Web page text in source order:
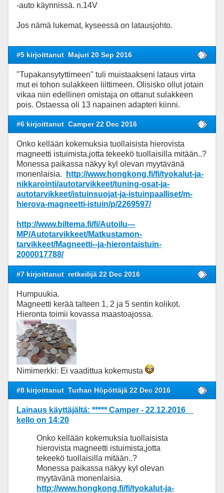
-auto käynnissä. n.14V
Jos nämä lukemat, kyseessä on latausjohto.
#5 kirjoittanut Majuri 20 Sep 2016
"Tupakansytyttimeen" tuli muistaakseni lataus virta
mut ei tohon sulakkeen liittimeen. Olisisko ollut jotain
vikaa niin edellinen omistaja on ottanut sulakkeen
pois. Ostaessa oli 13 napainen adapteri kiinni.
#6 kirjoittanut Camper 22 Dec 2016
Onko kellään kokemuksia tuollaisista hierovista
magneetti istuimista,jotta tekeekö tuollaisilla mitään..?
Monessa paikassa näkyy kyl olevan myytävänä
monenlaisia.
http://www.hongkong.fi/fi/tyokalut-ja-
nikkarointi/autotarvikkeet/tuning-osat-ja-
autotarvikkeet/istuinsuojat-ja-istuinpaalliset/m-
hierova-magneetti-istuin/p/2269597/
http://www.biltema.fi/fi/Autoilu---
MP/Autotarvikkeet/Matkustamon-
tarvikkeet/Magneetti--ja-hierontaistuin-
2000017788/
#7 kirjoittanut retkeilijä 22 Dec 2016
Humpuukia.
Magneetti kerää talteen 1, 2 ja 5 sentin kolikot.
Hieronta toimii kovassa maastoajossa.
Nimimerkki: Ei vaadittua kokemusta
#8 kirjoittanut Turhan Höpöttäjä 22 Dec 2016
Lainaus käyttäjältä: ***** Camper - 22.12.2016
kello on 14:20
Onko kellään kokemuksia tuollaisista
hierovista magneetti istuimista,jotta
tekeekö tuollaisilla mitään..?
Monessa paikassa näkyy kyl olevan
myytävänä monenlaisia.
http://www.hongkong.fi/fi/tyokalut-ja-